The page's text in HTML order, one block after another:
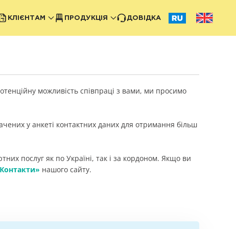
КЛІЄНТАМ ПРОДУКЦІЯ ДОВІДКА
можливість співпраці з вами, ми просимо
у анкеті контактних даних для отримання більш
послуг як по Україні, так і за кордоном. Якщо ви
нашого сайту.